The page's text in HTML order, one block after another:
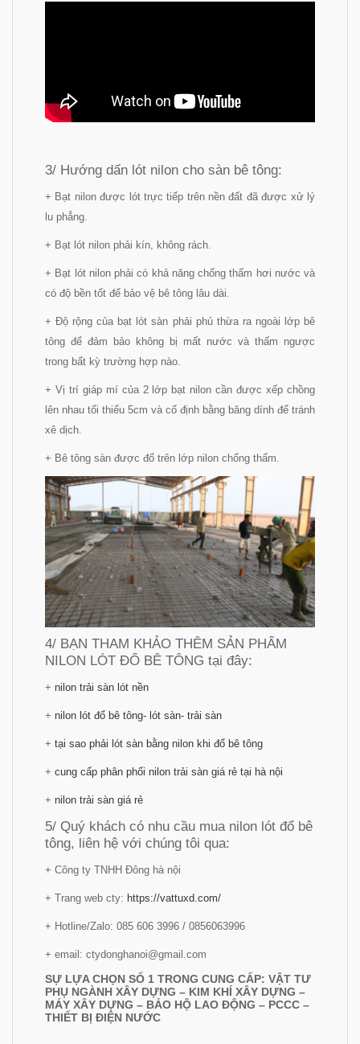
3/ Hướng dấn lót nilon cho sàn bê tông:
+ Bạt nilon được lót trực tiếp trên nền đất đã được xử lý
lu phẳng.
+ Bạt lót nilon phải kín, không rách.
+ Bạt lót nilon phải có khả năng chống thấm hơi nước và
có độ bền tốt để bảo vệ bê tông lâu dài.
+ Độ rộng của bạt lót sàn phải phủ thừa ra ngoài lớp bê
tông để đảm bảo không bị mất nước và thấm ngược
trong bất kỳ trường hợp nào.
+ Vị trí giáp mí của 2 lớp bạt nilon cần được xếp chồng
lên nhau tối thiểu 5cm và cố định bằng băng dính để tránh
xê dịch.
+ Bê tông sàn được đổ trên lớp nilon chống thấm.
4/ BẠN THAM KHẢO THÊM SẢN PHẨM
NILON LÓT ĐỔ BÊ TÔNG tại đây:
+ nilon trải sàn lót nền
+ nilon lót đổ bê tông- lót sàn- trải sàn
+ tại sao phải lót sàn bằng nilon khi đổ bê tông
+ cung cấp phân phối nilon trải sàn giá rẻ tại hà nội
+ nilon trải sàn giá rẻ
5/ Quý khách có nhu cầu mua nilon lót đổ bê
tông, liên hệ với chúng tôi qua:
+ Công ty TNHH Đông hà nội
+ Trang web cty: https://vattuxd.com/
+ Hotline/Zalo: 085 606 3996 / 0856063996
+ email: ctydonghanoi@gmail.com
SỰ LỰA CHỌN SỐ 1 TRONG CUNG CẤP: VẬT TƯ
PHỤ NGÀNH XÂY DỰNG – KIM KHÍ XÂY DỰNG –
MÁY XÂY DỰNG – BẢO HỘ LAO ĐỘNG – PCCC –
THIẾT BỊ ĐIỆN NƯỚC